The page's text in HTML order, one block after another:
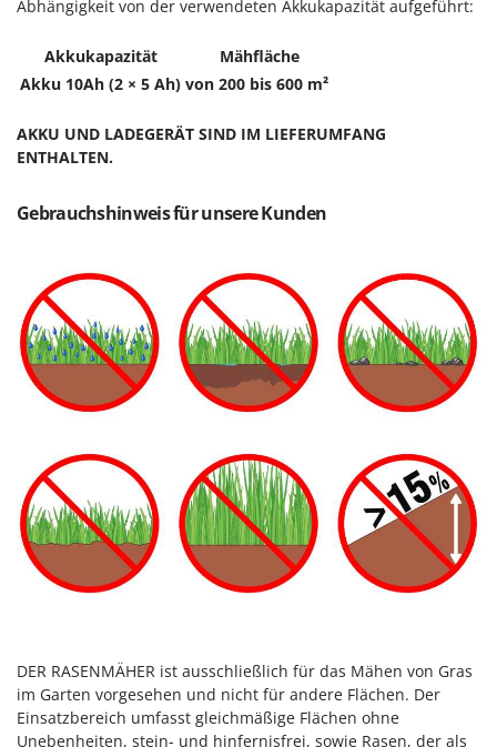
Abhängigkeit von der verwendeten Akkukapazität aufgeführt:
Akku 10Ah (2 × 5 Ah) von 200 bis 600 m²
Akkukapazität Mähfläche
AKKU UND LADEGERÄT SIND IM LIEFERUMFANG
ENTHALTEN.
Gebrauchshinweis für unsere Kunden
DER RASENMÄHER ist ausschließlich für das Mähen von Gras
im Garten vorgesehen und nicht für andere Flächen. Der
Einsatzbereich umfasst gleichmäßige Flächen ohne
Unebenheiten, stein- und hinfernisfrei, sowie Rasen, der als